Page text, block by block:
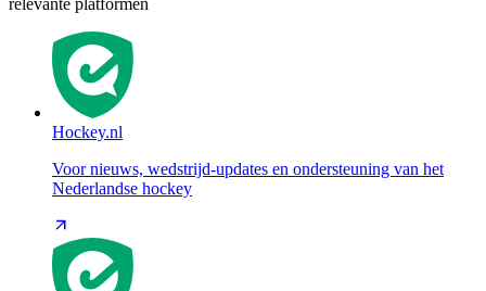
relevante platformen
Hockey.nl
Voor nieuws, wedstrijd-updates en ondersteuning van het
Nederlandse hockey